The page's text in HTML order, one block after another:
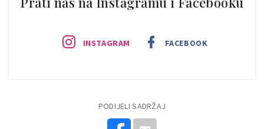
INSTAGRAM FACEBOOK
PODIJELI SADRŽAJ